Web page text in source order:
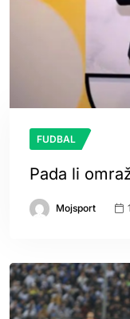
FUDBAL
Pada li
Mojsport